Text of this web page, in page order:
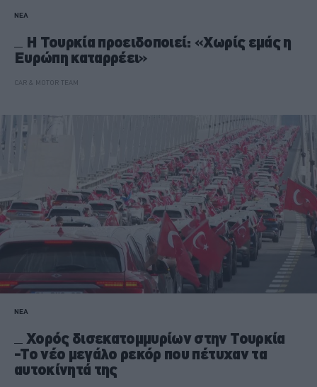
ΝΕΑ
Η Τουρκία προειδοποιεί: «Χωρίς εμάς η
Ευρώπη καταρρέει»
CAR & MOTOR TEAM
ΝΕΑ
Χορός δισεκατομμυρίων στην Τουρκία
-Το νέο μεγάλο ρεκόρ που πέτυχαν τα
αυτοκίνητά της